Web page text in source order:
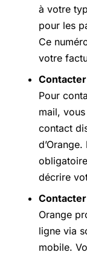
à votre
pour les
Ce
votre
Pour
mail,
contact
décrire
Orange
ligne via
mobile.